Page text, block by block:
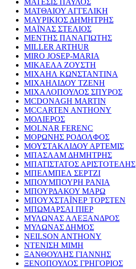
ΜΑΤΕΣΙΣ ΠΑΥΛΟΣ
ΜΑΤΘΑΙΟΥ ΑΓΓΕΛΙΚΗ
ΜΑΥΡΙΚΙΟΣ ΔΗΜΗΤΡΗΣ
ΜΑΪΝΑΣ ΣΤΕΛΙΟΣ
ΜΕΝΤΗΣ ΠΑΝΑΓΙΩΤΗΣ
MILLER ARTHUR
MIRO JOSEP-MARIA
ΜΙΚΑΕΛΑ ΖΟΥΣΤΗ
ΜΙΧΑΗΛ ΚΩΝΣΤΑΝΤΙΝΑ
ΜΙΧΑΗΛΙΔΟΥ ΤΖΕΝΗ
ΜΙΧΑΛΟΠΟΥΛΟΣ ΣΠΥΡΟΣ
MCDONAGH MARTIN
MCCARTEN ANTHONY
ΜΟΛΙΕΡΟΣ
MOLNAR FERENC
ΜΟΡΩΝΗΣ ΡΟΔΟΛΦΟΣ
ΜΟΥΣΤΑΚΛΙΔΟΥ ΑΡΤΕΜΙΣ
ΜΠΑΣΛΑΜ ΔΗΜΗΤΡΗΣ
ΜΠΑΤΙΣΤΑΤΟΣ ΑΡΙΣΤΟΤΕΛΗΣ
ΜΠΕΛΜΠΕΛ ΣΕΡΤΖΙ
ΜΠΟΥΜΠΟΥΡΗ ΡΑΝΙΑ
ΜΠΟΥΡΔΑΚΟΥ ΜΑΡΩ
ΜΠΟΥΧΣΤΑΪΝΕΡ ΤΟΡΣΤΕΝ
ΜΠΩΜΑΡΣΑΙ ΠΙΕΡ
ΜΥΛΩΝΑΣ ΑΛΕΞΑΝΔΡΟΣ
ΜΥΛΩΝΑΣ ΔΗΜΟΣ
NEILSON ANTHONY
ΝΤΕΝΙΣΗ ΜΙΜΗ
ΞΑΝΘΟΥΛΗΣ ΓΙΑΝΝΗΣ
ΞΕΝΟΠΟΥΛΟΣ ΓΡΗΓΟΡΙΟΣ